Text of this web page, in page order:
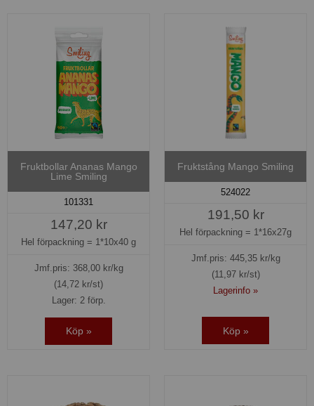
Fruktbollar Ananas Mango
Lime Smiling
101331
147,20 kr
Hel förpackning = 1*10x40 g
Jmf.pris: 368,00kr/kg
(14,72 kr/st)
Lager: 2 förp.
Köp »
Fruktstång Mango Smiling
524022
191,50 kr
Hel förpackning = 1*16x27g
Jmf.pris: 445,35kr/kg
(11,97 kr/st)
Lagerinfo »
Köp »